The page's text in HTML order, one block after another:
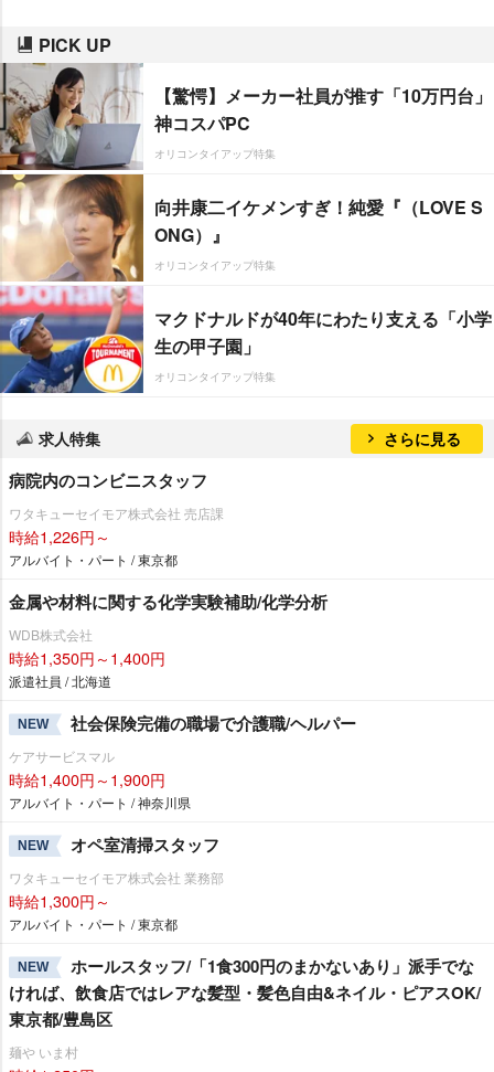
PICK UP
【驚愕】メーカー社員が推す「10万円台」
神コスパPC
オリコンタイアップ特集
向井康二イケメンすぎ！純愛『（LOVE S
ONG）』
オリコンタイアップ特集
マクドナルドが40年にわたり支える「小学
生の甲子園」
オリコンタイアップ特集
求人特集 さらに見る
病院内のコンビニスタッフ
ワタキューセイモア株式会社 売店課
時給1,226円～
アルバイト・パート / 東京都
金属や材料に関する化学実験補助/化学分析
WDB株式会社
時給1,350円～1,400円
派遣社員 / 北海道
NEW 社会保険完備の職場で介護職/ヘルパー
ケアサービスマル
時給1,400円～1,900円
アルバイト・パート / 神奈川県
NEW オペ室清掃スタッフ
ワタキューセイモア株式会社 業務部
時給1,300円～
アルバイト・パート / 東京都
NEW
ホールスタッフ/「1食300円のまかないあり」派手でな
ければ、飲食店ではレアな髪型・髪色自由&ネイル・ピアスOK/
東京都/豊島区
麺や いま村